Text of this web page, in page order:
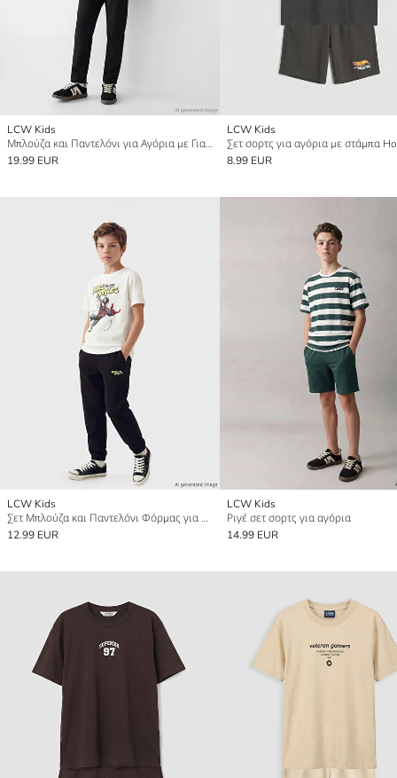
LCW Kids
Μπλούζα και Παντελόνι για Αγόρια με Γιακά Κολάρο Πόλο και Ριγέ Μοτίβο
19.99 EUR
LCW Kids
8.99 EUR
LCW Kids
Σετ Μπλούζα και Παντελόνι Φόρμας για Αγόρια Spider-Man με Εκτύπωση
12.99 EUR
LCW Kids
Ριγέ σετ σορτς για αγόρια
14.99 EUR